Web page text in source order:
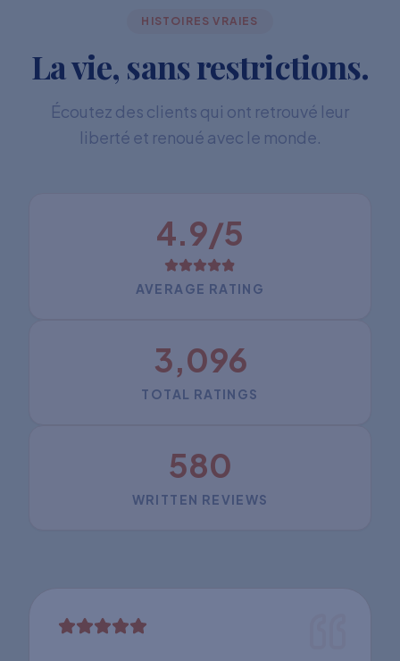
HISTOIRES VRAIES
La vie, sans restrictions.
Écoutez des clients qui ont retrouvé leur
liberté et renoué avec le monde.
4.9/5
AVERAGE RATING
3,096
TOTAL RATINGS
580
WRITTEN REVIEWS